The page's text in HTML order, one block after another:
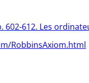
602-612. Les
RobbinsAxiom.html